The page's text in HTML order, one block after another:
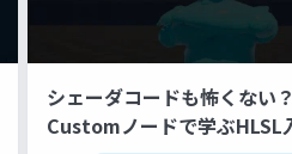
シェーダコードも怖くない
Customノードで学ぶHLSL